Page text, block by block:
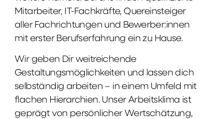
Mitarbeiter, IT-Fachkräfte, Quereinsteiger
aller Fachrichtungen und Bewerber:innen
mit erster Berufserfahrung ein zu Hause.
Wir geben Dir weitreichende
Gestaltungsmöglichkeiten und lassen dich
selbständig arbeiten – in einem Umfeld mit
flachen Hierarchien. Unser Arbeitsklima ist
geprägt von persönlicher Wertschätzung,